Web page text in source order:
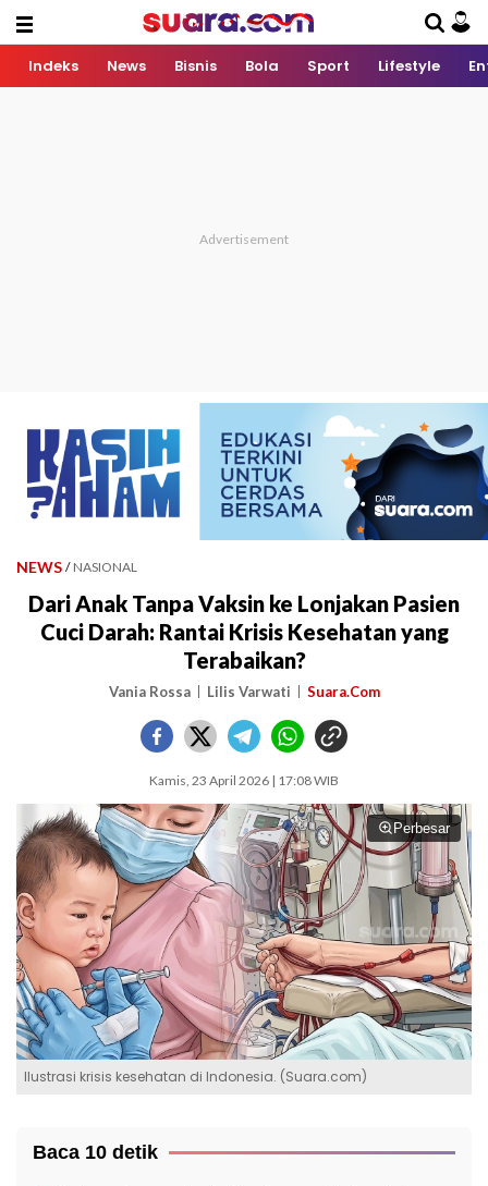
Indeks News Bisnis Bola Sport Lifestyle
NEWS / NASIONAL
Dari Anak Tanpa Vaksin ke Lonjakan Pasien
Cuci Darah: Rantai Krisis Kesehatan yang
Terabaikan?
Vania Rossa Lilis Varwati Suara.Com
Kamis, 23 April 2026 | 17:08 WIB
Perbesar
Ilustrasi krisis kesehatan di Indonesia. (Suara.com)
Baca 10 detik